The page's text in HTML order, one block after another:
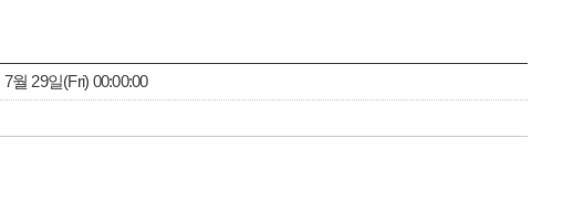
7월 29일(Fri) 00:00:00